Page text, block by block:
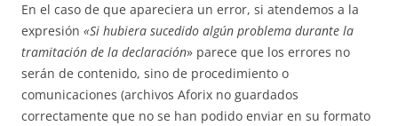
En el caso de que apareciera un error, si atendemos a la
expresión «Si hubiera sucedido algún problema durante la
tramitación de la declaración» parece que los errores no
serán de contenido, sino de procedimiento o
comunicaciones (archivos Aforix no guardados
correctamente que no se han podido enviar en su formato